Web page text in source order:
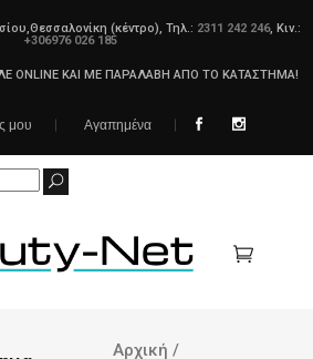
(κέντρο), Τηλ.: 2311 242 246, Κιν.:
+306976 026 185
ONLINE ΚΑΙ ΜΕ ΠΑΡΑΛΑΒΗ ΑΠΟ ΤΟ ΚΑΤΑΣΤΗΜΑ!
μου Αγαπημένα
Αρχική /